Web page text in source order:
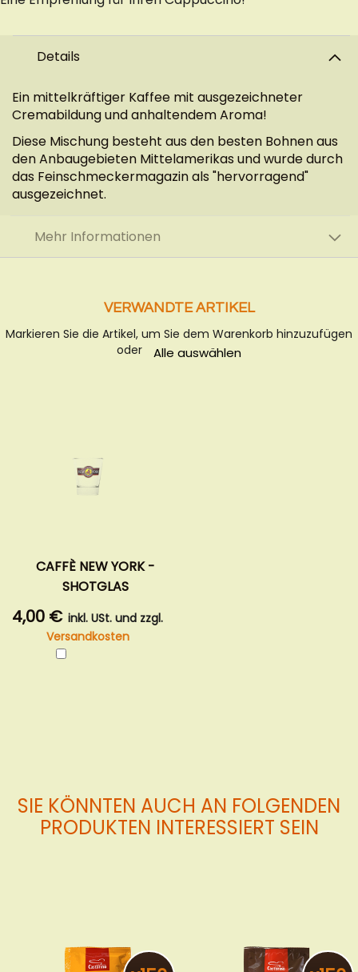
Details
Ein mittelkräftiger Kaffee mit ausgezeichneter
Cremabildung und anhaltendem Aroma!
Diese Mischung besteht aus den besten Bohnen aus
den Anbaugebieten Mittelamerikas und wurde durch
das Feinschmeckermagazin als "hervorragend"
ausgezeichnet.
Mehr Informationen
VERWANDTE ARTIKEL
Markieren Sie die Artikel, um Sie dem Warenkorb hinzuzufügen
oder
Alle auswählen
CAFFÈ NEW YORK -
SHOTGLAS
4,00 € inkl. USt. und zzgl.
Versandkosten
SIE KÖNNTEN AUCH AN FOLGENDEN
PRODUKTEN INTERESSIERT SEIN